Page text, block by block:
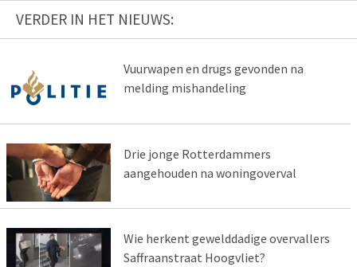
VERDER IN HET NIEUWS:
Vuurwapen en drugs gevonden na
melding mishandeling
Drie jonge Rotterdammers
aangehouden na woningoverval
Wie herkent gewelddadige overvallers
Saffraanstraat Hoogvliet?